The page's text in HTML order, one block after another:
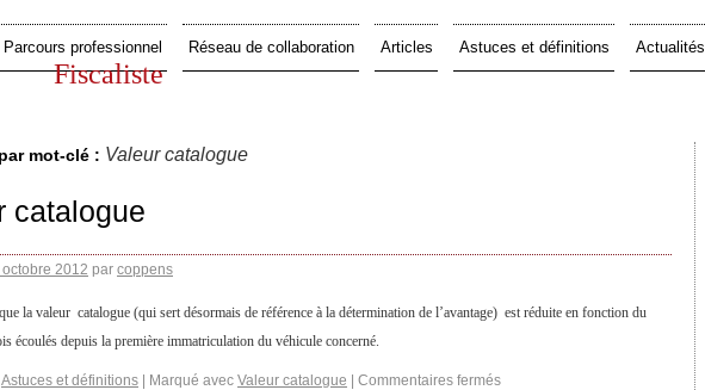
Fiscaliste
Parcours professionnel Réseau de collaboration Articles Astuces et définitions Actualités
mot-clé : Valeur catalogue
catalogue
2012 par coppens
la valeur catalogue (qui sert désormais de référence à la détermination de l’avantage) est réduite en fonction du
écoulés depuis la première immatriculation du véhicule concerné.
Astuces et définitions Marqué avec Valeur catalogue Commentaires fermés